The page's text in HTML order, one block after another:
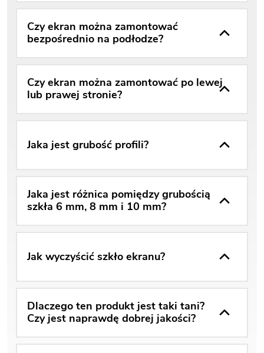
Czy ekran można zamontować
bezpośrednio na podłodze?
Czy ekran można zamontować po lewej
lub prawej stronie?
Jaka jest grubość profili?
Jaka jest różnica pomiędzy grubością
szkła 6 mm, 8 mm i 10 mm?
Jak wyczyścić szkło ekranu?
Dlaczego ten produkt jest taki tani?
Czy jest naprawdę dobrej jakości?